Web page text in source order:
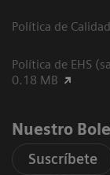
Política de
Política de EHS
0.18 MB
Nuestro
Suscríbete